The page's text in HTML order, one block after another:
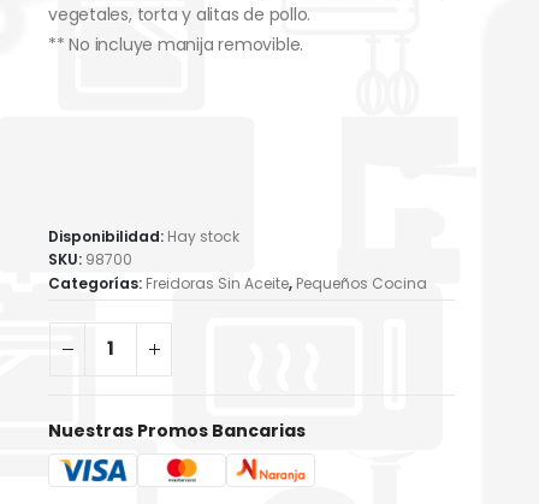
vegetales, torta y alitas de pollo.
** No incluye manija removible.
Disponibilidad: Hay stock
SKU: 98700
Categorías: Freidoras Sin Aceite,Pequeños Cocina
Nuestras Promos Bancarias